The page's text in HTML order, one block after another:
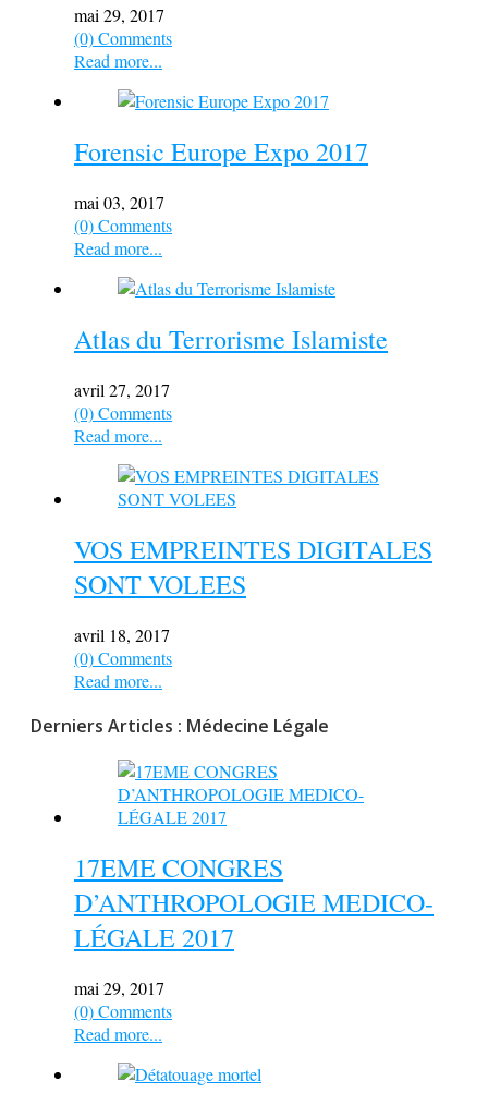
mai 29, 2017
(0) Comments
Read more...
Forensic Europe Expo 2017
mai 03, 2017
(0) Comments
Read more...
Atlas du Terrorisme Islamiste
avril 27, 2017
(0) Comments
Read more...
VOS EMPREINTES DIGITALES
SONT VOLEES
avril 18, 2017
(0) Comments
Read more...
Derniers Articles : Médecine Légale
17EME CONGRES
D’ANTHROPOLOGIE MEDICO-
LÉGALE 2017
mai 29, 2017
(0) Comments
Read more...